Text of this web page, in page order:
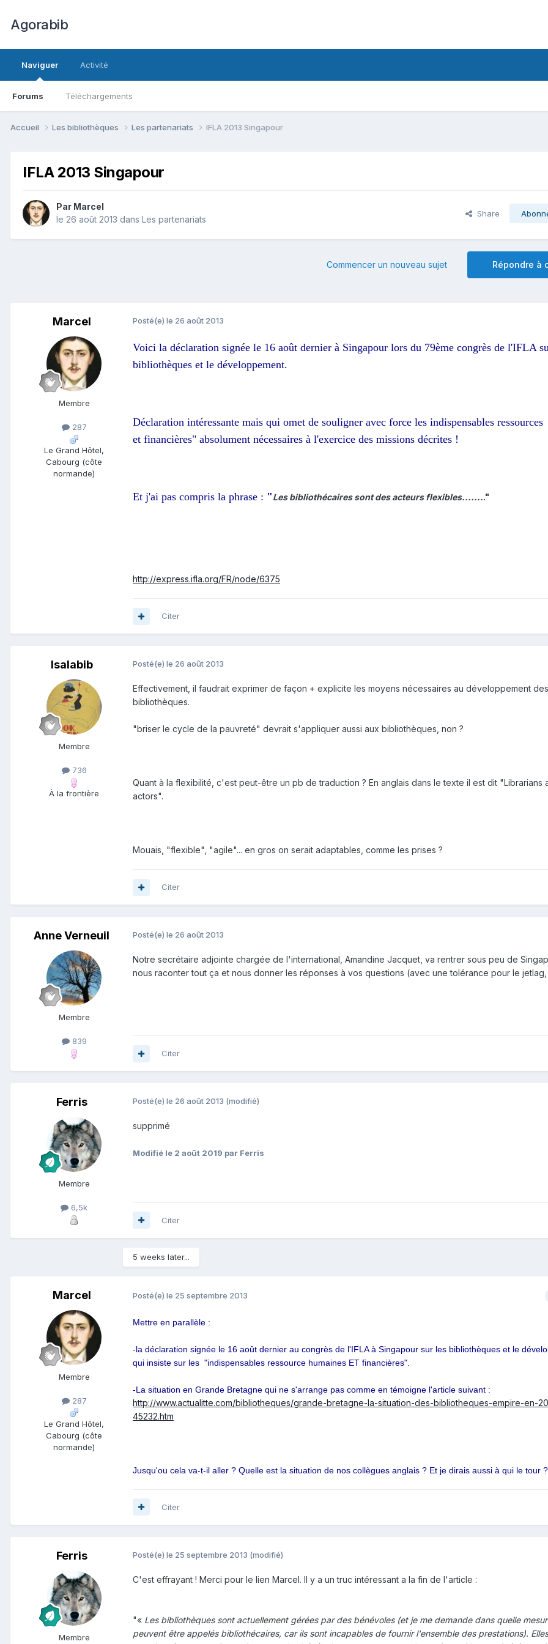
Agorabib
Naviguer
Forums Téléchargements
Activité
Accueil Les bibliothèques Les partenariats IFLA 2013 Singapour
IFLA 2013 Singapour
Par Marcel
le 26 août 2013 dans Les partenariats
Share
Répondre à
Commencer un nouveau sujet
Marcel
Membre
287
Le Grand Hôtel,
Cabourg (côte
normande)
Posté(e) le 26 août 2013
Voici la déclaration signée le 16 août dernier à Singapour lors du 79ème congrès de l'IFLA
bibliothèques et le développement.
Déclaration intéressante mais qui omet de souligner avec force les indispensables
et financières" absolument nécessaires à l'exercice des missions décrites !
Et j'ai pas compris la phrase : "Les bibliothécaires sont des acteurs flexibles........"
http://express.ifla.org/FR/node/6375
Citer
Isalabib
Membre
736
À la frontière
Posté(e) le 26 août 2013
Effectivement, il faudrait exprimer de façon + explicite les moyens nécessaires au développement des
bibliothèques.
"briser le cycle de la pauvreté" devrait s'appliquer aussi aux bibliothèques, non ?
Quant à la flexibilité, c'est peut-être un pb de traduction ? En anglais dans le texte il est dit "Librarians
actors".
Mouais, "flexible", "agile"... en gros on serait adaptables, comme les prises ?
Citer
Anne Verneuil
Membre
839
Posté(e) le 26 août 2013
Notre secrétaire adjointe chargée de l'international, Amandine Jacquet, va rentrer sous peu de
nous raconter tout ça et nous donner les réponses à vos questions (avec une tolérance pour le jetlag,
Citer
Ferris
Membre
6,5k
Posté(e) le 26 août 2013 (modifié)
supprimé
Modifié le 2 août 2019 par Ferris
Citer
5 weeks later...
Marcel
Membre
287
Le Grand Hôtel,
Cabourg (côte
normande)
Posté(e) le 25 septembre 2013
Mettre en parallèle :
-la déclaration signée le 16 août dernier au congrès de l'IFLA à Singapour sur les bibliothèques et le
qui insiste sur les "indispensables ressource humaines ET financières".
-La situation en Grande Bretagne qui ne s'arrange pas comme en témoigne l'article suivant :
http://www.actualitte.com/bibliotheques/grande-bretagne-la-situation-des-bibliotheques-empire-en-
45232.htm
Jusqu'ou cela va-t-il aller ? Quelle est la situation de nos collègues anglais ? Et je dirais aussi à qui le tour ?
Citer
Ferris
Membre
Posté(e) le 25 septembre 2013 (modifié)
C'est effrayant ! Merci pour le lien Marcel. Il y a un truc intéressant a la fin de l'article :
"« Les bibliothèques sont actuellement gérées par des bénévoles (et je me demande dans quelle
peuvent être appelés bibliothécaires, car ils sont incapables de fournir l'ensemble des prestations).